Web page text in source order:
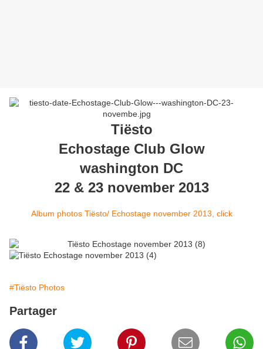
Tiësto
Echostage Club Glow
washington DC
22 & 23 november 2013
Album photos Tiësto/ Echostage november 2013, click
#Tiësto Photos
Partager